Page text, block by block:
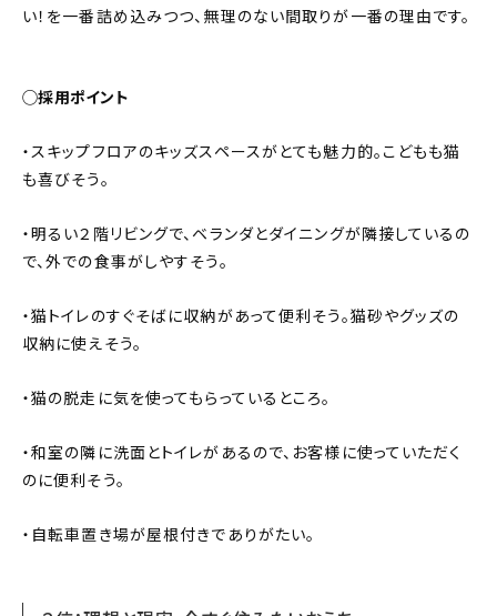
い！を一番詰め込みつつ、無理のない間取りが一番の理由です。
◯採用ポイント
・スキップフロアのキッズスペースがとても魅力的。こどもも猫
も喜びそう。
・明るい２階リビングで、ベランダとダイニングが隣接しているの
で、外での食事がしやすそう。
・猫トイレのすぐそばに収納があって便利そう。猫砂やグッズの
収納に使えそう。
・猫の脱走に気を使ってもらっているところ。
・和室の隣に洗面とトイレがあるので、お客様に使っていただく
のに便利そう。
・自転車置き場が屋根付きでありがたい。